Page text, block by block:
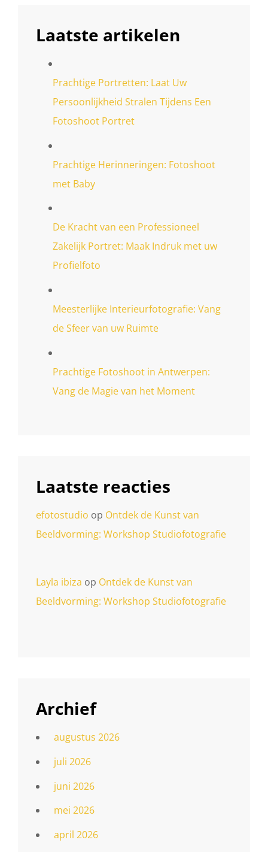
Laatste artikelen
Prachtige Portretten: Laat Uw
Persoonlijkheid Stralen Tijdens Een
Fotoshoot Portret
Prachtige Herinneringen: Fotoshoot
met Baby
De Kracht van een Professioneel
Zakelijk Portret: Maak Indruk met uw
Profielfoto
Meesterlijke Interieurfotografie: Vang
de Sfeer van uw Ruimte
Prachtige Fotoshoot in Antwerpen:
Vang de Magie van het Moment
Laatste reacties
efotostudio op Ontdek de Kunst van
Beeldvorming: Workshop Studiofotografie
Layla ibiza op Ontdek de Kunst van
Beeldvorming: Workshop Studiofotografie
Archief
augustus 2026
juli 2026
juni 2026
mei 2026
april 2026